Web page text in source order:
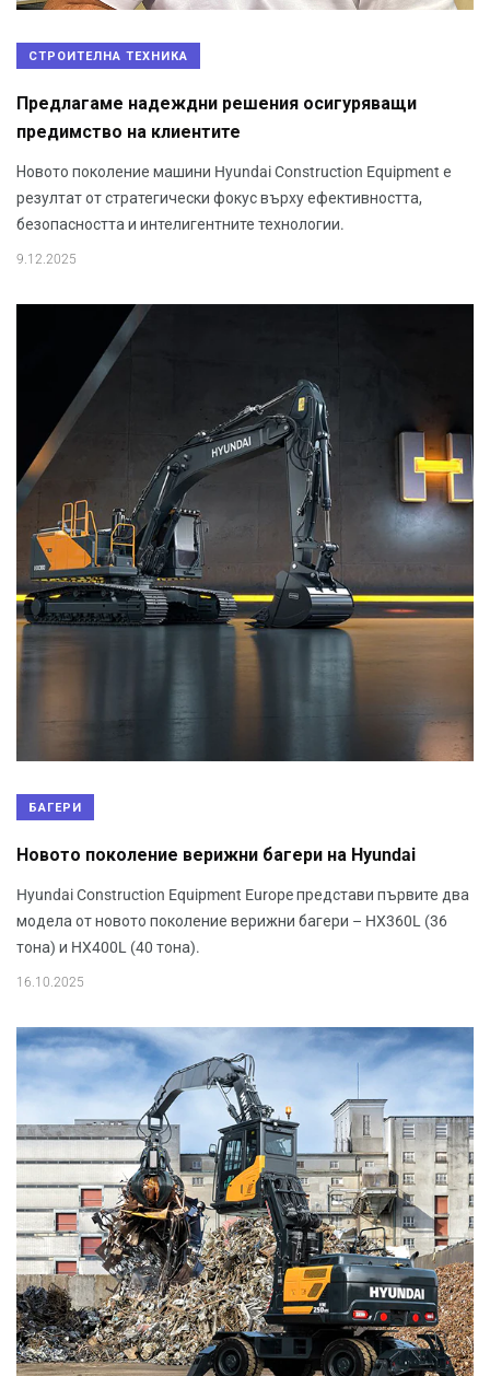
СТРОИТЕЛНА ТЕХНИКА
Предлагаме надеждни решения осигуряващи
предимство на клиентите
Новото поколение машини Hyundai Construction Equipment е
резултат от стратегически фокус върху ефективността,
безопасността и интелигентните технологии.
9.12.2025
БАГЕРИ
Новото поколение верижни багери на Hyundai
Hyundai Construction Equipment Europe представи първите два
модела от новото поколение верижни багери – HX360L (36
тона) и HX400L (40 тона).
16.10.2025